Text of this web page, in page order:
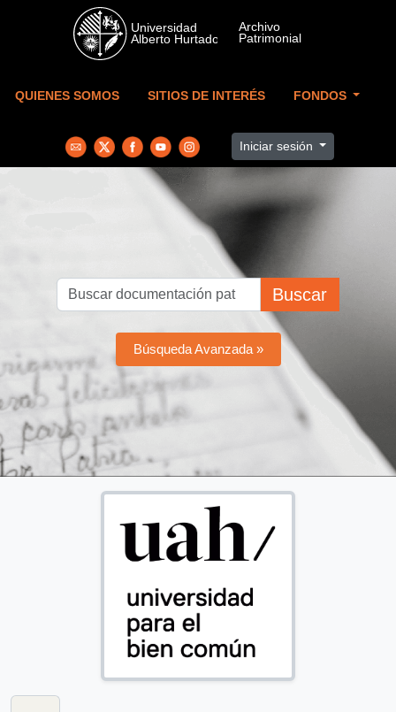
Skip to main content
QUIENES SOMOS SITIOS DE INTERÉS FONDOS
Iniciar sesión
Buscar
Búsqueda Avanzada »